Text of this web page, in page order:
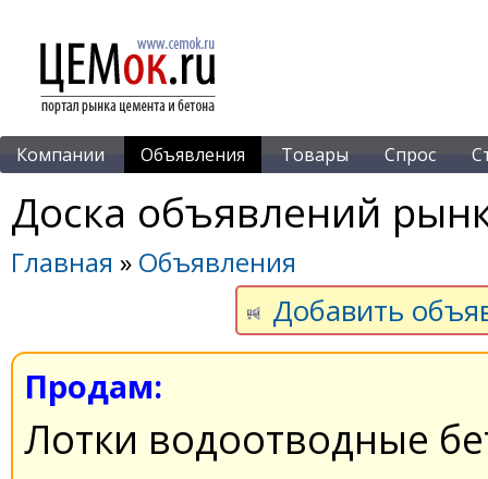
Компании Объявления Товары Спрос
Доска объявлений
Главная » Объявления
Добавить
Продам:
Лотки водоотводные